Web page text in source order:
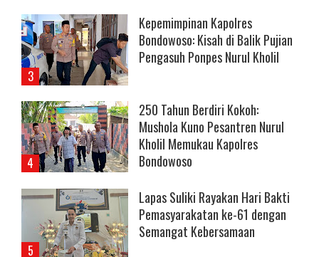
Kepemimpinan Kapolres
Bondowoso: Kisah di Balik Pujian
Pengasuh Ponpes Nurul Kholil
250 Tahun Berdiri Kokoh:
Mushola Kuno Pesantren Nurul
Kholil Memukau Kapolres
Bondowoso
Lapas Suliki Rayakan Hari Bakti
Pemasyarakatan ke-61 dengan
Semangat Kebersamaan